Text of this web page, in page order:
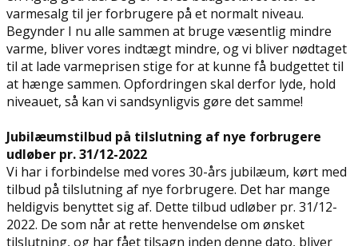
varmesalg til jer forbrugere på et normalt niveau.
Begynder I nu alle sammen at bruge væsentlig mindre
varme, bliver vores indtægt mindre, og vi bliver nødtaget
til at lade varmeprisen stige for at kunne få budgettet til
at hænge sammen. Opfordringen skal derfor lyde, hold
niveauet, så kan vi sandsynligvis gøre det samme!
Jubilæumstilbud på tilslutning af nye forbrugere
udløber pr. 31/12-2022
Vi har i forbindelse med vores 30-års jubilæum, kørt med
tilbud på tilslutning af nye forbrugere. Det har mange
heldigvis benyttet sig af. Dette tilbud udløber pr. 31/12-
2022. De som når at rette henvendelse om ønsket
tilslutning, og har fået tilsagn inden denne dato, bliver